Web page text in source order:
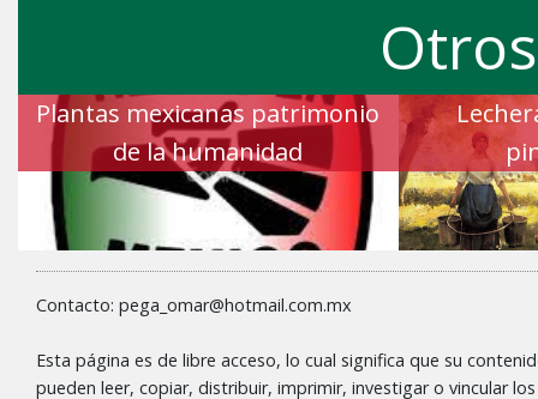
Plantas mexicanas patrimonio
de la humanidad
Contacto: pega_omar@hotmail.com.mx
Esta página es de libre acceso, lo cual significa que su
pueden leer, copiar, distribuir, imprimir, investigar o vincular